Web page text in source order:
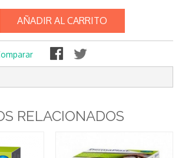
AÑADIR AL CARRITO
RELACIONADOS